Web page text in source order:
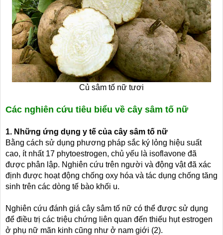
Củ sâm tố nữ tươi
Các nghiên cứu tiêu biểu về cây sâm tố nữ
1. Những ứng dụng y tế của cây sâm tố nữ
Bằng cách sử dụng phương pháp sắc ký lỏng hiệu suất
cao, ít nhất 17 phytoestrogen, chủ yếu là isoflavone đã
được phân lập. Nghiên cứu trên người và động vật đã xác
định được hoạt động chống oxy hóa và tác dụng chống tăng
sinh trên các dòng tế bào khối u.
Nghiên cứu đánh giá cây sâm tố nữ có thể được sử dụng
để điều trị các triệu chứng liên quan đến thiếu hụt estrogen
ở phụ nữ mãn kinh cũng như ở nam giới (2).